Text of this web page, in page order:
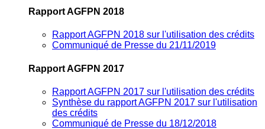
Rapport AGFPN 2018
Rapport AGFPN 2018 sur l'utilisation des crédits
Communiqué de Presse du 21/11/2019
Rapport AGFPN 2017
Rapport AGFPN 2017 sur l'utilisation des crédits
Synthèse du rapport AGFPN 2017 sur l'utilisation
des crédits
Communiqué de Presse du 18/12/2018